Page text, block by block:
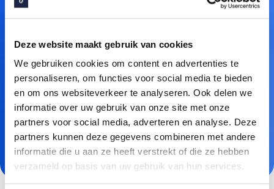
Deze website maakt gebruik van cookies
We gebruiken cookies om content en advertenties te
personaliseren, om functies voor social media te bieden
en om ons websiteverkeer te analyseren. Ook delen we
informatie over uw gebruik van onze site met onze
partners voor social media, adverteren en analyse. Deze
partners kunnen deze gegevens combineren met andere
informatie die u aan ze heeft verstrekt of die ze hebben
verzameld op basis van uw gebruik van hun services.
Aantal medewerkers
Lees onzeprivacy verklaringvoor meer informatie
over het verwerken van persoonsgegevens.